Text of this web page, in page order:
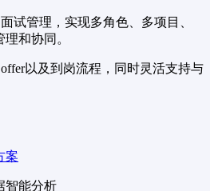
试管理，实现多角色、多项目、
和协同。
以及到岗流程，同时灵活支持与
案